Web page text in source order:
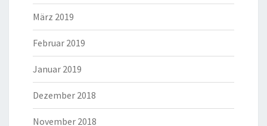
März 2019
Februar 2019
Januar 2019
Dezember 2018
November 2018